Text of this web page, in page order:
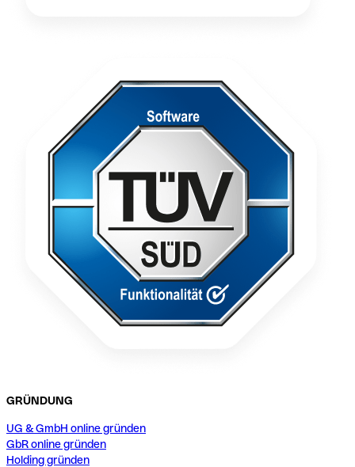
GRÜNDUNG
UG & GmbH online gründen
GbR online gründen
Holding gründen